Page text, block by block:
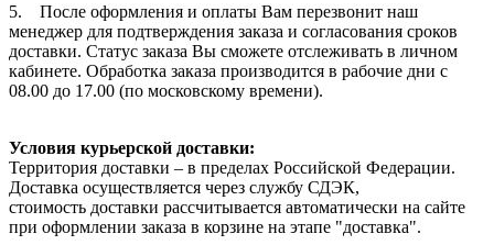
5. После оформления и оплаты Вам перезвонит наш
менеджер для подтверждения заказа и согласования сроков
доставки. Статус заказа Вы сможете отслеживать в личном
кабинете. Обработка заказа производится в рабочие дни с
08.00 до 17.00 (по московскому времени).
Условия курьерской доставки:
Территория доставки – в пределах Российской Федерации.
Доставка осуществляется через службу СДЭК,
стоимость доставки рассчитывается автоматически на сайте
при оформлении заказа в корзине на этапе "доставка".